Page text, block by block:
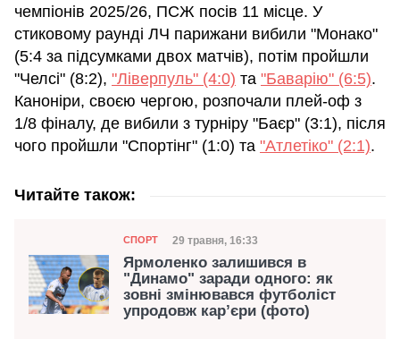
чемпіонів 2025/26, ПСЖ посів 11 місце. У
стиковому раунді ЛЧ парижани вибили "Монако"
(5:4 за підсумками двох матчів), потім пройшли
"Челсі" (8:2), "Ліверпуль" (4:0) та "Баварію" (6:5).
Каноніри, своєю чергою, розпочали плей-оф з
1/8 фіналу, де вибили з турніру "Баєр" (3:1), після
чого пройшли "Спортінг" (1:0) та "Атлетіко" (2:1).
Читайте також:
Категорія
СПОРТ Дата публікації
29 травня, 16:33
Ярмоленко залишився в
"Динамо" заради одного: як
зовні змінювався футболіст
упродовж кар’єри (фото)